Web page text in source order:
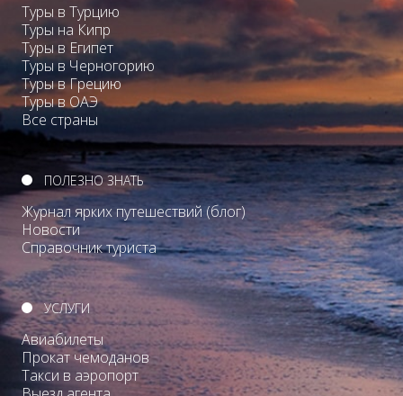
Туры в Турцию
Туры на Кипр
Туры в Египет
Туры в Черногорию
Туры в Грецию
Туры в ОАЭ
Все страны
ПОЛЕЗНО ЗНАТЬ
Журнал ярких путешествий (блог)
Новости
Справочник туриста
УСЛУГИ
Авиабилеты
Прокат чемоданов
Такси в аэропорт